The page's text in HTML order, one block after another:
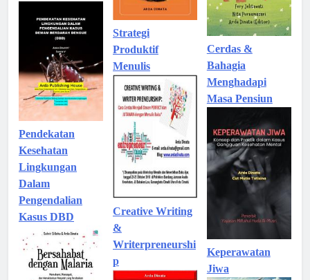
Pendekatan
Kesehatan
Lingkungan
Dalam
Pengendalian
Kasus DBD
Strategi
Produktif
Menulis
Creative Writing
&
Writerpreneurshi
p
Cerdas &
Bahagia
Menghadapi
Masa Pensiun
Keperawatan
Jiwa